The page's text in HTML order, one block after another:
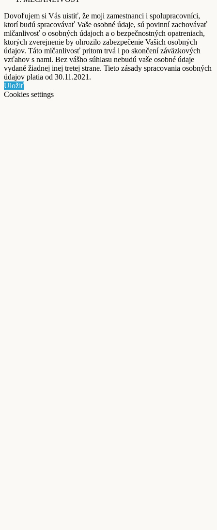
Dovoľujem si Vás uistiť, že moji zamestnanci i spolupracovníci,
ktorí budú spracovávať Vaše osobné údaje, sú povinní zachovávať
mlčanlivosť o osobných údajoch a o bezpečnostných opatreniach,
ktorých zverejnenie by ohrozilo zabezpečenie Vašich osobných
údajov. Táto mlčanlivosť pritom trvá i po skončení záväzkových
vzťahov s nami. Bez vášho súhlasu nebudú vaše osobné údaje
vydané žiadnej inej tretej strane. Tieto zásady spracovania osobných
údajov platia od 30.11.2021.
Uložiť
Cookies settings